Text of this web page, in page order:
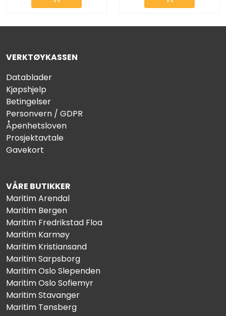
VERKTØYKASSEN
Datablader
Kjøpshjelp
Betingelser
Personvern / GDPR
Åpenhetsloven
Prosjektavtale
Gavekort
VÅRE BUTIKKER
Maritim Arendal
Maritim Bergen
Maritim Fredrikstad Floa
Maritim Karmøy
Maritim Kristiansand
Maritim Sarpsborg
Maritim Oslo Slependen
Maritim Oslo Sofiemyr
Maritim Stavanger
Maritim Tønsberg